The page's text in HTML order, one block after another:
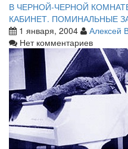
В ЧЕРНОЙ-ЧЕРНОЙ
КАБИНЕТ. ПОМИНАЛЬНЫЕ
1 января, 2004
Алексей
Нет комментариев